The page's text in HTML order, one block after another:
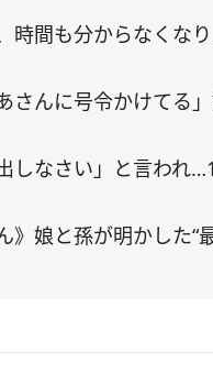
時間も分からなくな
さんに号令かけてる
しなさい」と言われ
》娘と孫が明かした